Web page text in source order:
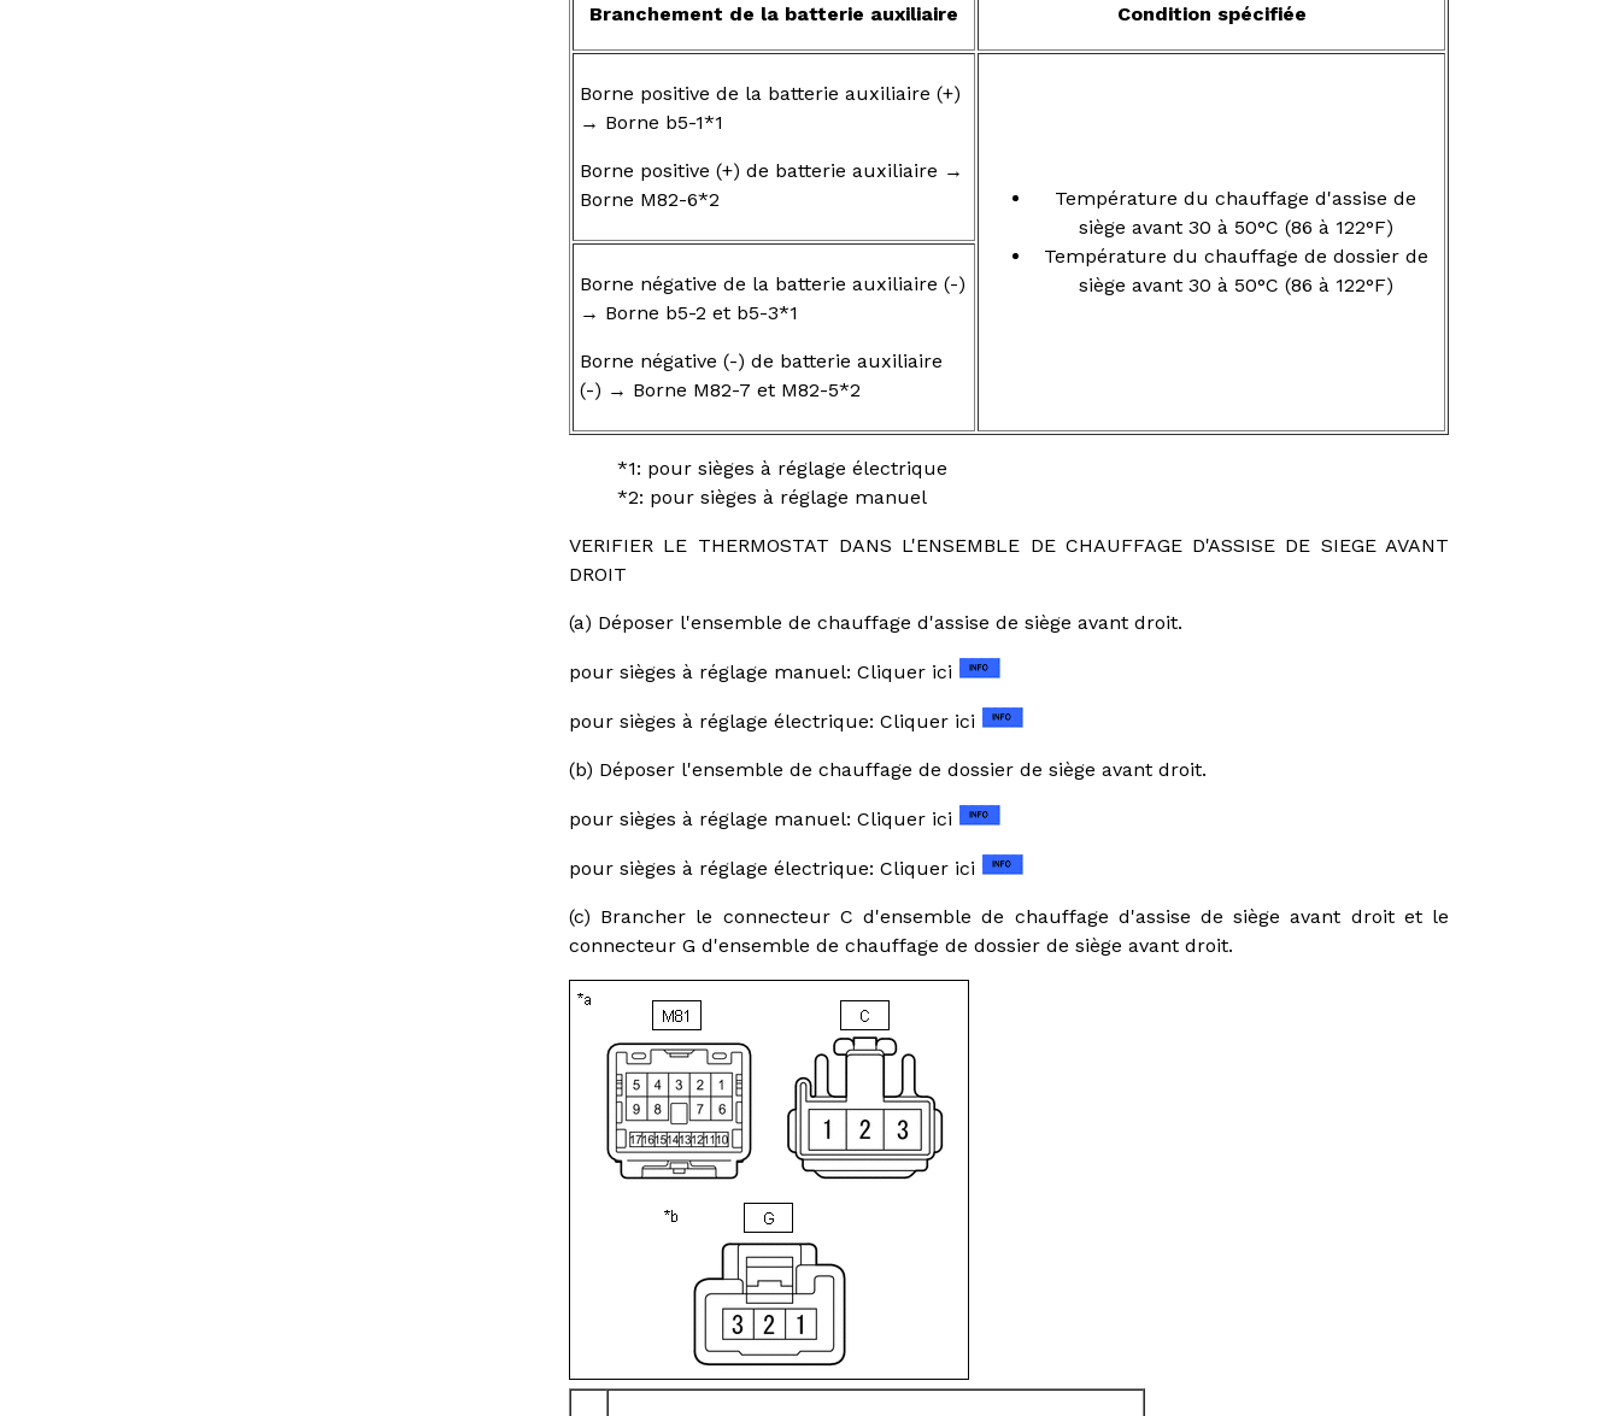
Branchement de la batterie auxiliaire Condition spécifiée
Borne positive de la batterie auxiliaire (+)
→ Borne b5-1*1
Borne positive (+) de batterie auxiliaire →
Borne M82-6*2
Température du chauffage d'assise de
siège avant 30 à 50°C (86 à 122°F)
Température du chauffage de dossier de
siège avant 30 à 50°C (86 à 122°F)
Borne négative de la batterie auxiliaire (-)
→ Borne b5-2 et b5-3*1
Borne négative (-) de batterie auxiliaire
(-) → Borne M82-7 et M82-5*2
*1: pour sièges à réglage électrique
*2: pour sièges à réglage manuel
VERIFIER LE THERMOSTAT DANS L'ENSEMBLE DE CHAUFFAGE D'ASSISE DE SIEGE AVANT
DROIT
(a) Déposer l'ensemble de chauffage d'assise de siège avant droit.
pour sièges à réglage manuel: Cliquer ici
pour sièges à réglage électrique: Cliquer ici
(b) Déposer l'ensemble de chauffage de dossier de siège avant droit.
pour sièges à réglage manuel: Cliquer ici
pour sièges à réglage électrique: Cliquer ici
(c) Brancher le connecteur C d'ensemble de chauffage d'assise de siège avant droit et le
connecteur G d'ensemble de chauffage de dossier de siège avant droit.